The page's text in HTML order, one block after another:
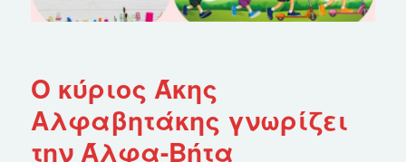
Ο κύριος Άκης
Αλφαβητάκης γνωρίζει
την Άλφα-Βήτα